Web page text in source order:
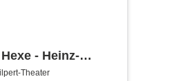
- Heinz-
Theater